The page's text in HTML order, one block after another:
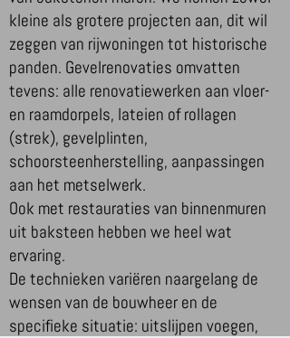
kleine als grotere projecten aan, dit wil
zeggen van rijwoningen tot historische
panden. Gevelrenovaties omvatten
tevens: alle renovatiewerken aan vloer-
en raamdorpels, lateien of rollagen
(strek), gevelplinten,
schoorsteenherstelling, aanpassingen
aan het metselwerk.
Ook met restauraties van binnenmuren
uit baksteen hebben we heel wat
ervaring.
De technieken variëren naargelang de
wensen van de bouwheer en de
specifieke situatie: uitslijpen voegen,